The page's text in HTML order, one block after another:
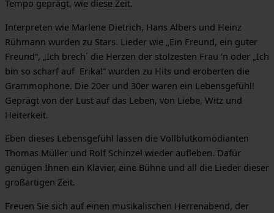
Tempo geprägt, wie diese Zeit.
Interpreten wie Marlene Dietrich, Hans Albers und Heinz
Rühmann wurden zu Stars. Lieder wie „Ein Freund, ein guter
Freund“, „Ich brech´ die Herzen der stolzesten Frau ‘n oder „Ich
bin so scharf auf Erika!“ wurden zu Hits und eroberten die
Grammophone. Die 20er und 30er waren ein Lebensgefühl!
Geprägt von der Lust auf das Leben, von Liebe, Witz und
Heiterkeit.
Eben dieses Lebensgefühl lassen die Vollblutkomödianten
Thomas Müller und Rolf Schinzel wieder aufleben. Dafür
genügen Ihnen ein Klavier, eine Bühne und all die Lieder dieser
großartigen Zeit.
Freuen Sie sich auf einen musikalischen Herrenabend, der